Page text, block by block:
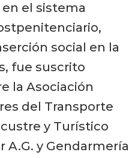
el sistema
social en la
fue suscrito
la Asociación
del Transporte
y Turístico
A.G. y Gendarmería